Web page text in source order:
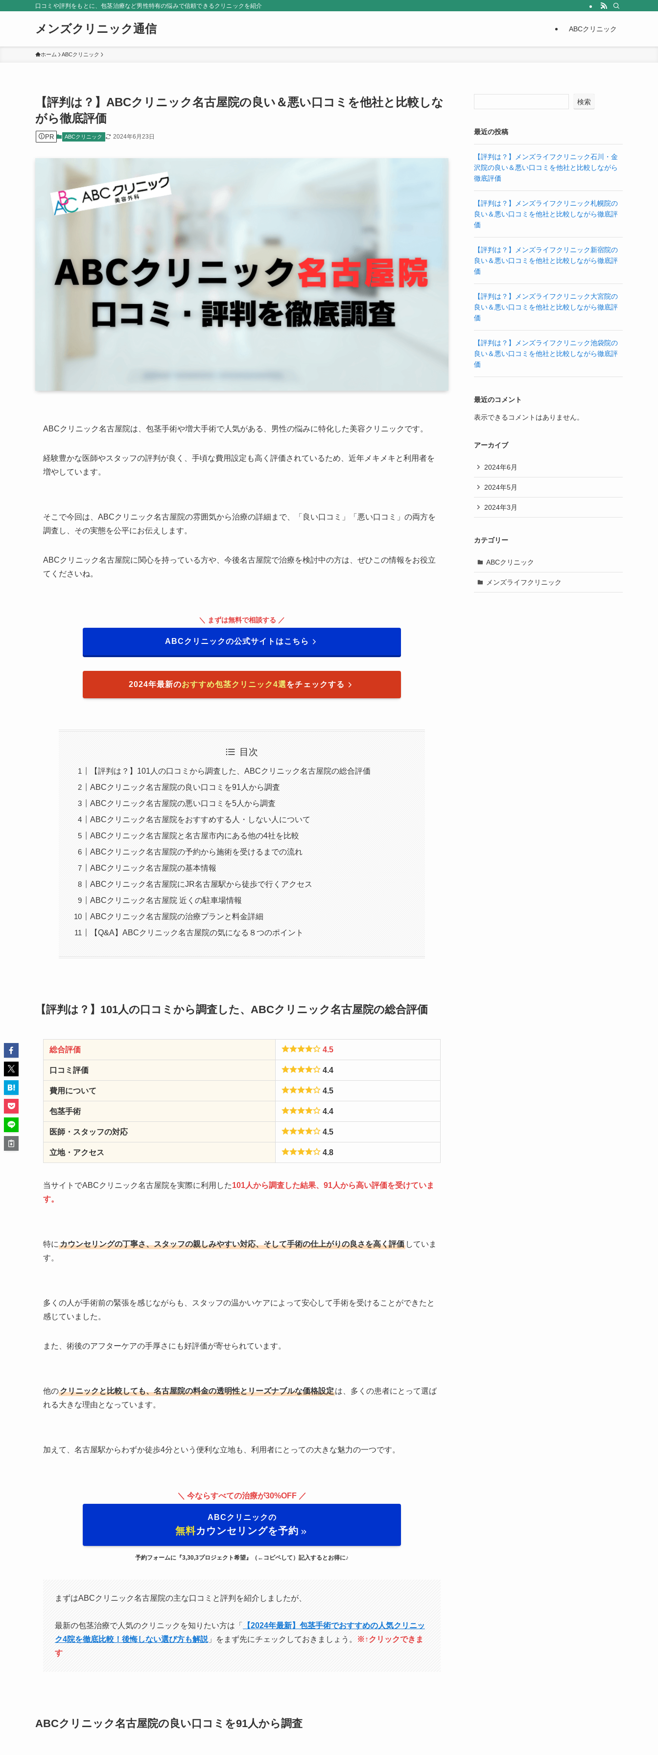
口コミや評判をもとに、包茎治療など男性特有の悩みで信頼できるクリニックを紹介
メンズクリニック通信 ABCクリニック
ホーム ABCクリニック
【評判は？】ABCクリニック名古屋院の良い＆悪い口コミを他社と比較しな
がら徹底評価
PR ABCクリニック 2024年6月23日
ABCクリニック名古屋院は、包茎手術や増大手術で人気がある、男性の悩みに特化した美容クリニックです。
経験豊かな医師やスタッフの評判が良く、手頃な費用設定も高く評価されているため、近年メキメキと利用者を
増やしています。
そこで今回は、ABCクリニック名古屋院の雰囲気から治療の詳細まで、「良い口コミ」「悪い口コミ」の両方を
調査し、その実態を公平にお伝えします。
ABCクリニック名古屋院に関心を持っている方や、今後名古屋院で治療を検討中の方は、ぜひこの情報をお役立
てくださいね。
＼ まずは無料で相談する ／
ABCクリニックの公式サイトはこちら
2024年最新のおすすめ包茎クリニック4選をチェックする
目次
【評判は？】101人の口コミから調査した、ABCクリニック名古屋院の総合評価
ABCクリニック名古屋院の良い口コミを91人から調査
ABCクリニック名古屋院の悪い口コミを5人から調査
ABCクリニック名古屋院をおすすめする人・しない人について
ABCクリニック名古屋院と名古屋市内にある他の4社を比較
ABCクリニック名古屋院の予約から施術を受けるまでの流れ
ABCクリニック名古屋院の基本情報
ABCクリニック名古屋院にJR名古屋駅から徒歩で行くアクセス
ABCクリニック名古屋院 近くの駐車場情報
ABCクリニック名古屋院の治療プランと料金詳細
【Q&A】ABCクリニック名古屋院の気になる８つのポイント
【評判は？】101人の口コミから調査した、ABCクリニック名古屋院の総合評価
総合評価 4.5
口コミ評価 4.4
費用について 4.5
包茎手術 4.4
医師・スタッフの対応 4.5
立地・アクセス 4.8
当サイトでABCクリニック名古屋院を実際に利用した101人から調査した結果、91人から高い評価を受けていま
す。
特に カウンセリングの丁寧さ、スタッフの親しみやすい対応、そして手術の仕上がりの良さを高く評価 していま
す。
多くの人が手術前の緊張を感じながらも、スタッフの温かいケアによって安心して手術を受けることができたと
感じていました。
また、術後のアフターケアの手厚さにも好評価が寄せられています。
他のクリニックと比較しても、名古屋院の料金の透明性とリーズナブルな価格設定は、多くの患者にとって選ば
れる大きな理由となっています。
加えて、名古屋駅からわずか徒歩4分という便利な立地も、利用者にとっての大きな魅力の一つです。
＼ 今ならすべての治療が30%OFF ／
ABCクリニックの
無料カウンセリングを予約
予約フォームに『3,30,3プロジェクト希望』（←コピペして）記入するとお得に♪
まずはABCクリニック名古屋院の主な口コミと評判を紹介しましたが、
最新の包茎治療で人気のクリニックを知りたい方は「
【2024年最新】包茎手術でおすすめの人気クリニッ
ク4院を徹底比較！後悔しない選び方も解説」をまず先にチェックしておきましょう。
※↑クリックできま
す
ABCクリニック名古屋院の良い口コミを91人から調査
検索
最近の投稿
【評判は？】メンズライフクリニック石川・金
沢院の良い＆悪い口コミを他社と比較しながら
徹底評価
【評判は？】メンズライフクリニック札幌院の
良い＆悪い口コミを他社と比較しながら徹底評
価
【評判は？】メンズライフクリニック新宿院の
良い＆悪い口コミを他社と比較しながら徹底評
価
【評判は？】メンズライフクリニック大宮院の
良い＆悪い口コミを他社と比較しながら徹底評
価
【評判は？】メンズライフクリニック池袋院の
良い＆悪い口コミを他社と比較しながら徹底評
価
最近のコメント
表示できるコメントはありません。
アーカイブ
2024年6月
2024年5月
2024年3月
カテゴリー
ABCクリニック
メンズライフクリニック